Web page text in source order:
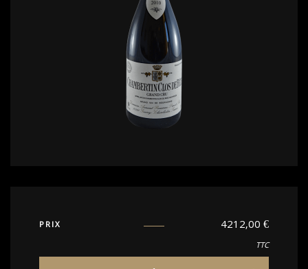
PRIX 4212,00€
TTC